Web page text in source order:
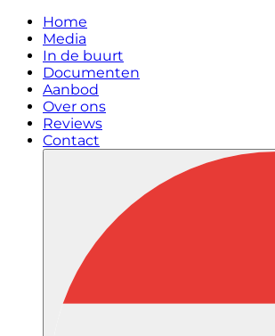
Home
Media
In de buurt
Documenten
Aanbod
Over ons
Reviews
Contact